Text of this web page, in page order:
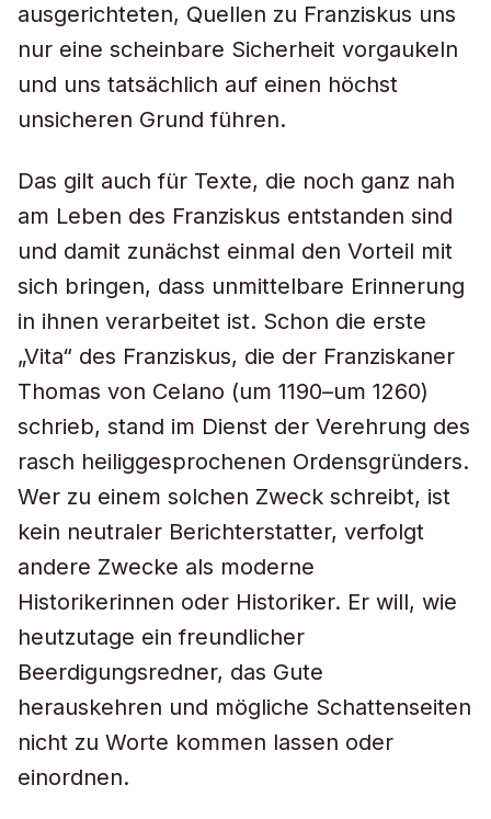
ausgerichteten, Quellen zu Franziskus uns
nur eine scheinbare Sicherheit vorgaukeln
und uns tatsächlich auf einen höchst
unsicheren Grund führen.
Das gilt auch für Texte, die noch ganz nah
am Leben des Franziskus entstanden sind
und damit zunächst einmal den Vorteil mit
sich bringen, dass unmittelbare Erinnerung
in ihnen verarbeitet ist. Schon die erste
„Vita“ des Franziskus, die der Franziskaner
Thomas von Celano (um 1190–um 1260)
schrieb, stand im Dienst der Verehrung des
rasch heiliggesprochenen Ordensgründers.
Wer zu einem solchen Zweck schreibt, ist
kein neutraler Berichterstatter, verfolgt
andere Zwecke als moderne
Historikerinnen oder Historiker. Er will, wie
heutzutage ein freundlicher
Beerdigungsredner, das Gute
herauskehren und mögliche Schattenseiten
nicht zu Worte kommen lassen oder
einordnen.